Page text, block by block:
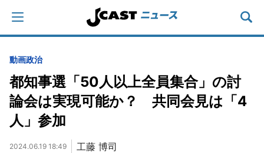
動画政治
都知事選「50人以上全員集合」の討
論会は実現可能か？ 共同会見は「4
人」参加
2024.06.19 18:49 工藤 博司